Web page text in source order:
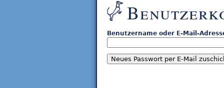
Benutzername oder E-Mail-